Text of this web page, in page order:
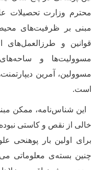
محترم وزارت تحصیلات
مبنی بر ظرفیت‌های
قوانین و طرزالعمل‌های
مسوولیت‌ها و
مسوولین، آمرین
است.
این شناس‌نامه، ممکن
خالی از نقص و کاستی
برای اولین بار پوهنحی
چنین بستهی معلوماتی